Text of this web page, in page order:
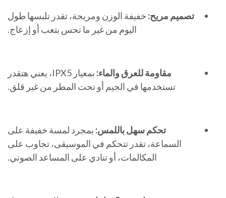
تصميم مريح: خفيفة الوزن ومريحة، تقدر تلبسها طول
اليوم من غير ما تحس بتعب أو إزعاج.
مقاومة للعرق والماء:
بمعيار IPX5، يعني هتقدر
تستخدمها في الجيم أو تحت المطر من غير قلق.
تحكم سهل باللمس: بمجرد لمسة خفيفة على
السماعة، تقدر تتحكم في الموسيقى، تجاوب على
المكالمات، أو تنادي على المساعد الصوتي.